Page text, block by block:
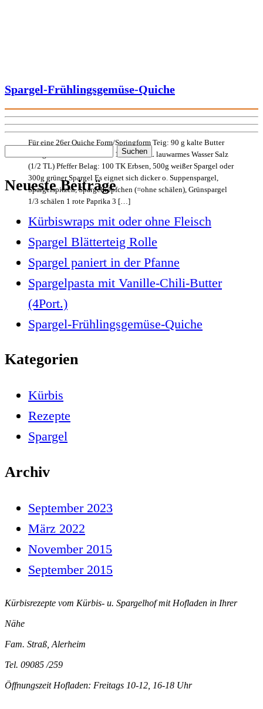
Für eine 26er Quiche Form/Springform Teig: 90 g kalte Butter
220 g Dinkelvollkornmehl 1 Ei/ 1-2-EL lauwarmes Wasser Salz
(1/2 TL) Pfeffer Belag: 100 TK Erbsen, 500g weißer Spargel oder
300g grüner Spargel Es eignet sich dicker o. Suppenspargel,
Spargelspitzen, Spargelköpfchen (=ohne schälen), Grünspargel
1/3 schälen 1 rote Paprika 3 […]
Spargel-Frühlingsgemüse-Quiche
Suchen
nach:
Neueste Beiträge
Kürbiswraps mit oder ohne Fleisch
Spargel Blätterteig Rolle
Spargel paniert in der Pfanne
Spargelpasta mit Vanille-Chili-Butter
(4Port.)
Spargel-Frühlingsgemüse-Quiche
Kategorien
Kürbis
Rezepte
Spargel
Archiv
September 2023
März 2022
November 2015
September 2015
Kürbisrezepte vom Kürbis- u. Spargelhof mit Hofladen in Ihrer
Nähe
Fam. Straß, Alerheim
Tel. 09085 /259
Öffnungszeit Hofladen: Freitags 10-12, 16-18 Uhr